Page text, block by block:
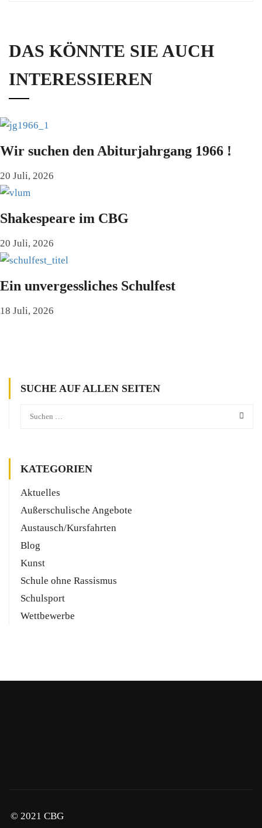
DAS KÖNNTE SIE AUCH
INTERESSIEREN
Wir suchen den Abiturjahrgang 1966 !
20 Juli, 2026
Shakespeare im CBG
20 Juli, 2026
Ein unvergessliches Schulfest
18 Juli, 2026
SUCHE AUF ALLEN SEITEN
KATEGORIEN
Aktuelles
Außerschulische Angebote
Austausch/Kursfahrten
Blog
Kunst
Schule ohne Rassismus
Schulsport
Wettbewerbe
© 2021 CBG